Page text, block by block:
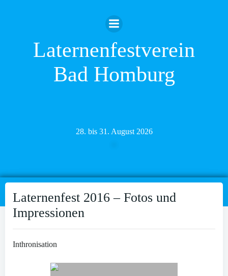
Inhalt
springen
Laternenfestverein
Bad Homburg
28. bis 31. August 2026
Laternenfest 2016 – Fotos und
Impressionen
Inthronisation